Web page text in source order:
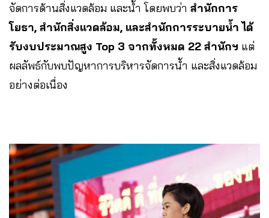
จัดการด้านสิ่งแวดล้อม และน้ำ โดยพบว่า สำนักการ
โยธา, สำนักสิ่งแวดล้อม, และสำนักการระบายน้ำ ได้
รับงบประมาณสูง Top 3 จากทั้งหมด 22 สำนักฯ แต่
ผลลัพธ์กับพบปัญหาการบริหารจัดการน้ำ และสิ่งแวดล้อม
อย่างต่อเนื่อง